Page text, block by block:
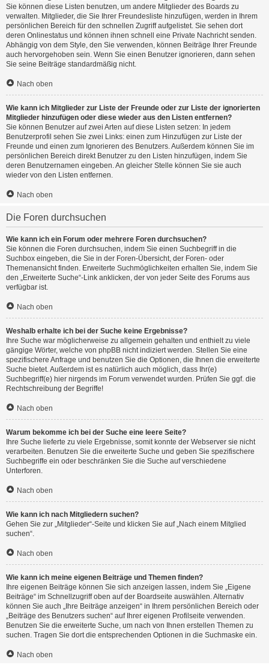
Sie können diese Listen benutzen, um andere Mitglieder des Boards zu
verwalten. Mitglieder, die Sie Ihrer Freundesliste hinzufügen, werden in Ihrem
persönlichen Bereich für den schnellen Zugriff aufgelistet. Sie sehen dort
deren Onlinestatus und können ihnen schnell eine Private Nachricht senden.
Abhängig von dem Style, den Sie verwenden, können Beiträge Ihrer Freunde
auch hervorgehoben sein. Wenn Sie einen Benutzer ignorieren, dann sehen
Sie seine Beiträge standardmäßig nicht.
Nach oben
Wie kann ich Mitglieder zur Liste der Freunde oder zur Liste der ignorierten
Mitglieder hinzufügen oder diese wieder aus den Listen entfernen?
Sie können Benutzer auf zwei Arten auf diese Listen setzen: In jedem
Benutzerprofil sehen Sie zwei Links: einen zum Hinzufügen zur Liste der
Freunde und einen zum Ignorieren des Benutzers. Außerdem können Sie im
persönlichen Bereich direkt Benutzer zu den Listen hinzufügen, indem Sie
deren Benutzernamen eingeben. An gleicher Stelle können Sie sie auch
wieder von den Listen entfernen.
Nach oben
Die Foren durchsuchen
Wie kann ich ein Forum oder mehrere Foren durchsuchen?
Sie können die Foren durchsuchen, indem Sie einen Suchbegriff in die
Suchbox eingeben, die Sie in der Foren-Übersicht, der Foren- oder
Themenansicht finden. Erweiterte Suchmöglichkeiten erhalten Sie, indem Sie
den „Erweiterte Suche“-Link anklicken, der von jeder Seite des Forums aus
verfügbar ist.
Nach oben
Weshalb erhalte ich bei der Suche keine Ergebnisse?
Ihre Suche war möglicherweise zu allgemein gehalten und enthielt zu viele
gängige Wörter, welche von phpBB nicht indiziert werden. Stellen Sie eine
spezifischere Anfrage und benutzen Sie die Optionen, die Ihnen die erweiterte
Suche bietet. Außerdem ist es natürlich auch möglich, dass Ihr(e)
Suchbegriff(e) hier nirgends im Forum verwendet wurden. Prüfen Sie ggf. die
Rechtschreibung der Begriffe!
Nach oben
Warum bekomme ich bei der Suche eine leere Seite?
Ihre Suche lieferte zu viele Ergebnisse, somit konnte der Webserver sie nicht
verarbeiten. Benutzen Sie die erweiterte Suche und geben Sie spezifischere
Suchbegriffe ein oder beschränken Sie die Suche auf verschiedene
Unterforen.
Nach oben
Wie kann ich nach Mitgliedern suchen?
Gehen Sie zur „Mitglieder“-Seite und klicken Sie auf „Nach einem Mitglied
suchen“.
Nach oben
Wie kann ich meine eigenen Beiträge und Themen finden?
Ihre eigenen Beiträge können Sie sich anzeigen lassen, indem Sie „Eigene
Beiträge“ im Schnellzugriff oben auf der Boardseite auswählen. Alternativ
können Sie auch „Ihre Beiträge anzeigen“ in Ihrem persönlichen Bereich oder
„Beiträge des Benutzers suchen“ auf Ihrer eigenen Profilseite verwenden.
Benutzen Sie die erweiterte Suche, um nach von Ihnen erstellen Themen zu
suchen. Tragen Sie dort die entsprechenden Optionen in die Suchmaske ein.
Nach oben